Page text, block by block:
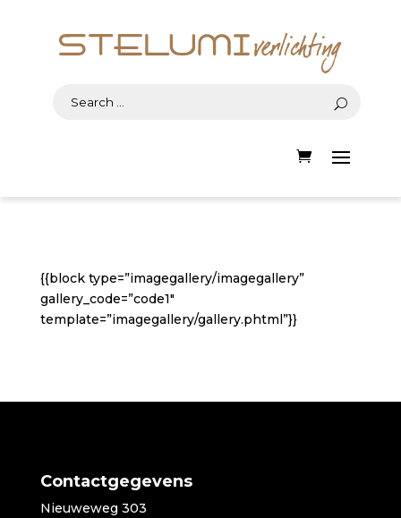
{{block type=”imagegallery/imagegallery”
gallery_code=”code1″
template=”imagegallery/gallery.phtml”}}
Contactgegevens
Nieuweweg 303